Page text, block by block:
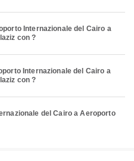
Internazionale del Cairo a
con ?
Internazionale del Cairo a
con ?
del Cairo a Aeroporto